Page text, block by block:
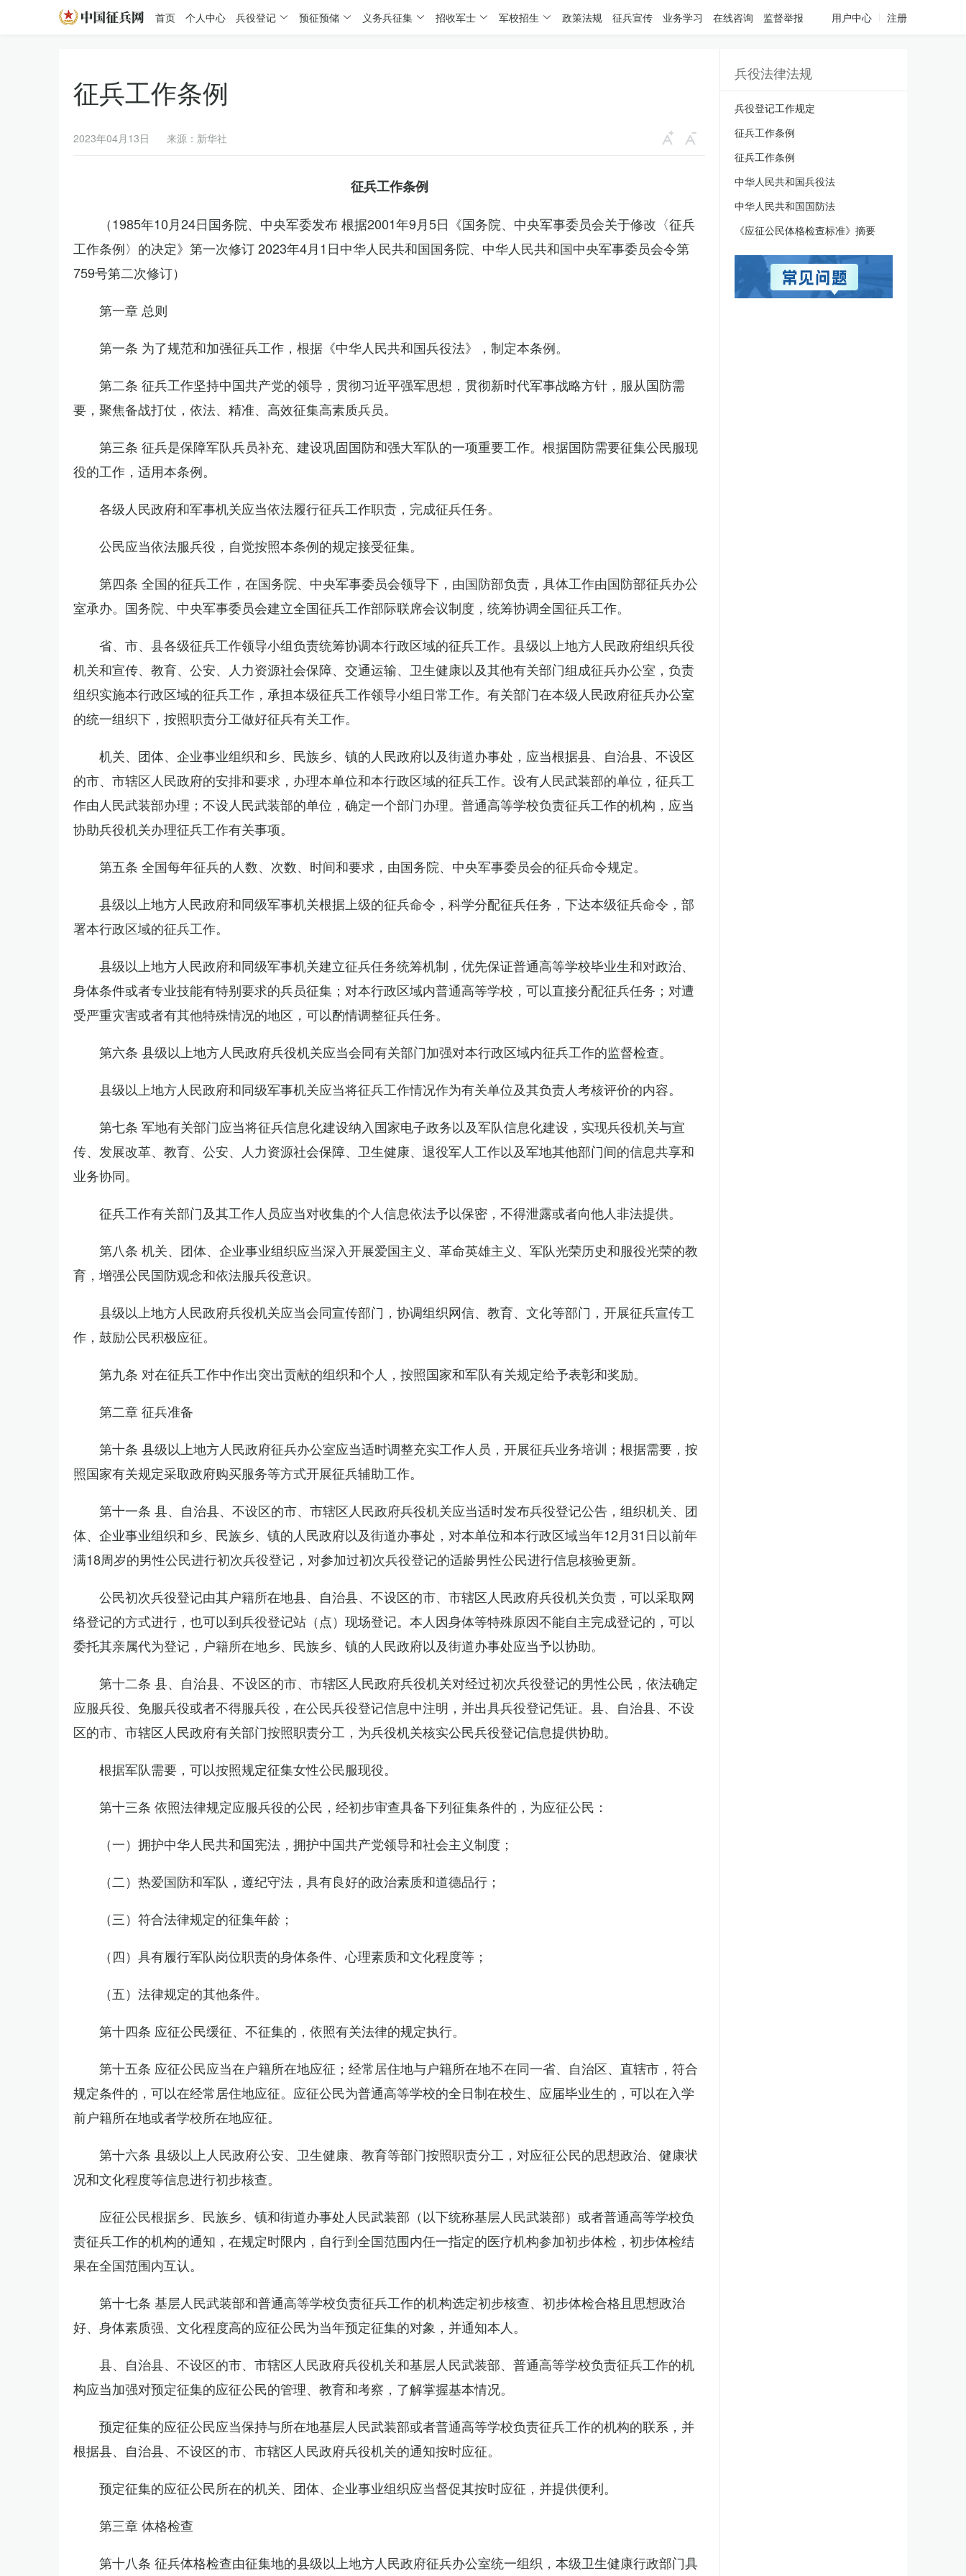
首页 个人中心 兵役登记 预征预储 义务兵征集 招收军士 军校招生 政策法规 征兵宣传 业务学习 在线咨询 监督举报 用户中心 注册
征兵工作条例
2023年04月13日 来源：新华社
征兵工作条例
（1985年10月24日国务院、中央军委发布 根据2001年9月5日《国务院、中央军事委员会关于修改〈征兵
工作条例〉的决定》第一次修订 2023年4月1日中华人民共和国国务院、中华人民共和国中央军事委员会令第
759号第二次修订）
第一章 总则
第一条 为了规范和加强征兵工作，根据《中华人民共和国兵役法》，制定本条例。
第二条 征兵工作坚持中国共产党的领导，贯彻习近平强军思想，贯彻新时代军事战略方针，服从国防需
要，聚焦备战打仗，依法、精准、高效征集高素质兵员。
第三条 征兵是保障军队兵员补充、建设巩固国防和强大军队的一项重要工作。根据国防需要征集公民服现
役的工作，适用本条例。
各级人民政府和军事机关应当依法履行征兵工作职责，完成征兵任务。
公民应当依法服兵役，自觉按照本条例的规定接受征集。
第四条 全国的征兵工作，在国务院、中央军事委员会领导下，由国防部负责，具体工作由国防部征兵办公
室承办。国务院、中央军事委员会建立全国征兵工作部际联席会议制度，统筹协调全国征兵工作。
省、市、县各级征兵工作领导小组负责统筹协调本行政区域的征兵工作。县级以上地方人民政府组织兵役
机关和宣传、教育、公安、人力资源社会保障、交通运输、卫生健康以及其他有关部门组成征兵办公室，负责
组织实施本行政区域的征兵工作，承担本级征兵工作领导小组日常工作。有关部门在本级人民政府征兵办公室
的统一组织下，按照职责分工做好征兵有关工作。
机关、团体、企业事业组织和乡、民族乡、镇的人民政府以及街道办事处，应当根据县、自治县、不设区
的市、市辖区人民政府的安排和要求，办理本单位和本行政区域的征兵工作。设有人民武装部的单位，征兵工
作由人民武装部办理；不设人民武装部的单位，确定一个部门办理。普通高等学校负责征兵工作的机构，应当
协助兵役机关办理征兵工作有关事项。
第五条 全国每年征兵的人数、次数、时间和要求，由国务院、中央军事委员会的征兵命令规定。
县级以上地方人民政府和同级军事机关根据上级的征兵命令，科学分配征兵任务，下达本级征兵命令，部
署本行政区域的征兵工作。
县级以上地方人民政府和同级军事机关建立征兵任务统筹机制，优先保证普通高等学校毕业生和对政治、
身体条件或者专业技能有特别要求的兵员征集；对本行政区域内普通高等学校，可以直接分配征兵任务；对遭
受严重灾害或者有其他特殊情况的地区，可以酌情调整征兵任务。
第六条 县级以上地方人民政府兵役机关应当会同有关部门加强对本行政区域内征兵工作的监督检查。
县级以上地方人民政府和同级军事机关应当将征兵工作情况作为有关单位及其负责人考核评价的内容。
第七条 军地有关部门应当将征兵信息化建设纳入国家电子政务以及军队信息化建设，实现兵役机关与宣
传、发展改革、教育、公安、人力资源社会保障、卫生健康、退役军人工作以及军地其他部门间的信息共享和
业务协同。
征兵工作有关部门及其工作人员应当对收集的个人信息依法予以保密，不得泄露或者向他人非法提供。
第八条 机关、团体、企业事业组织应当深入开展爱国主义、革命英雄主义、军队光荣历史和服役光荣的教
育，增强公民国防观念和依法服兵役意识。
县级以上地方人民政府兵役机关应当会同宣传部门，协调组织网信、教育、文化等部门，开展征兵宣传工
作，鼓励公民积极应征。
第九条 对在征兵工作中作出突出贡献的组织和个人，按照国家和军队有关规定给予表彰和奖励。
第二章 征兵准备
第十条 县级以上地方人民政府征兵办公室应当适时调整充实工作人员，开展征兵业务培训；根据需要，按
照国家有关规定采取政府购买服务等方式开展征兵辅助工作。
第十一条 县、自治县、不设区的市、市辖区人民政府兵役机关应当适时发布兵役登记公告，组织机关、团
体、企业事业组织和乡、民族乡、镇的人民政府以及街道办事处，对本单位和本行政区域当年12月31日以前年
满18周岁的男性公民进行初次兵役登记，对参加过初次兵役登记的适龄男性公民进行信息核验更新。
公民初次兵役登记由其户籍所在地县、自治县、不设区的市、市辖区人民政府兵役机关负责，可以采取网
络登记的方式进行，也可以到兵役登记站（点）现场登记。本人因身体等特殊原因不能自主完成登记的，可以
委托其亲属代为登记，户籍所在地乡、民族乡、镇的人民政府以及街道办事处应当予以协助。
第十二条 县、自治县、不设区的市、市辖区人民政府兵役机关对经过初次兵役登记的男性公民，依法确定
应服兵役、免服兵役或者不得服兵役，在公民兵役登记信息中注明，并出具兵役登记凭证。县、自治县、不设
区的市、市辖区人民政府有关部门按照职责分工，为兵役机关核实公民兵役登记信息提供协助。
根据军队需要，可以按照规定征集女性公民服现役。
第十三条 依照法律规定应服兵役的公民，经初步审查具备下列征集条件的，为应征公民：
（一）拥护中华人民共和国宪法，拥护中国共产党领导和社会主义制度；
（二）热爱国防和军队，遵纪守法，具有良好的政治素质和道德品行；
（三）符合法律规定的征集年龄；
（四）具有履行军队岗位职责的身体条件、心理素质和文化程度等；
（五）法律规定的其他条件。
第十四条 应征公民缓征、不征集的，依照有关法律的规定执行。
第十五条 应征公民应当在户籍所在地应征；经常居住地与户籍所在地不在同一省、自治区、直辖市，符合
规定条件的，可以在经常居住地应征。应征公民为普通高等学校的全日制在校生、应届毕业生的，可以在入学
前户籍所在地或者学校所在地应征。
第十六条 县级以上人民政府公安、卫生健康、教育等部门按照职责分工，对应征公民的思想政治、健康状
况和文化程度等信息进行初步核查。
应征公民根据乡、民族乡、镇和街道办事处人民武装部（以下统称基层人民武装部）或者普通高等学校负
责征兵工作的机构的通知，在规定时限内，自行到全国范围内任一指定的医疗机构参加初步体检，初步体检结
果在全国范围内互认。
第十七条 基层人民武装部和普通高等学校负责征兵工作的机构选定初步核查、初步体检合格且思想政治
好、身体素质强、文化程度高的应征公民为当年预定征集的对象，并通知本人。
县、自治县、不设区的市、市辖区人民政府兵役机关和基层人民武装部、普通高等学校负责征兵工作的机
构应当加强对预定征集的应征公民的管理、教育和考察，了解掌握基本情况。
预定征集的应征公民应当保持与所在地基层人民武装部或者普通高等学校负责征兵工作的机构的联系，并
根据县、自治县、不设区的市、市辖区人民政府兵役机关的通知按时应征。
预定征集的应征公民所在的机关、团体、企业事业组织应当督促其按时应征，并提供便利。
第三章 体格检查
第十八条 征兵体格检查由征集地的县级以上地方人民政府征兵办公室统一组织，本级卫生健康行政部门具
兵役法律法规
兵役登记工作规定
征兵工作条例
征兵工作条例
中华人民共和国兵役法
中华人民共和国国防法
《应征公民体格检查标准》摘要